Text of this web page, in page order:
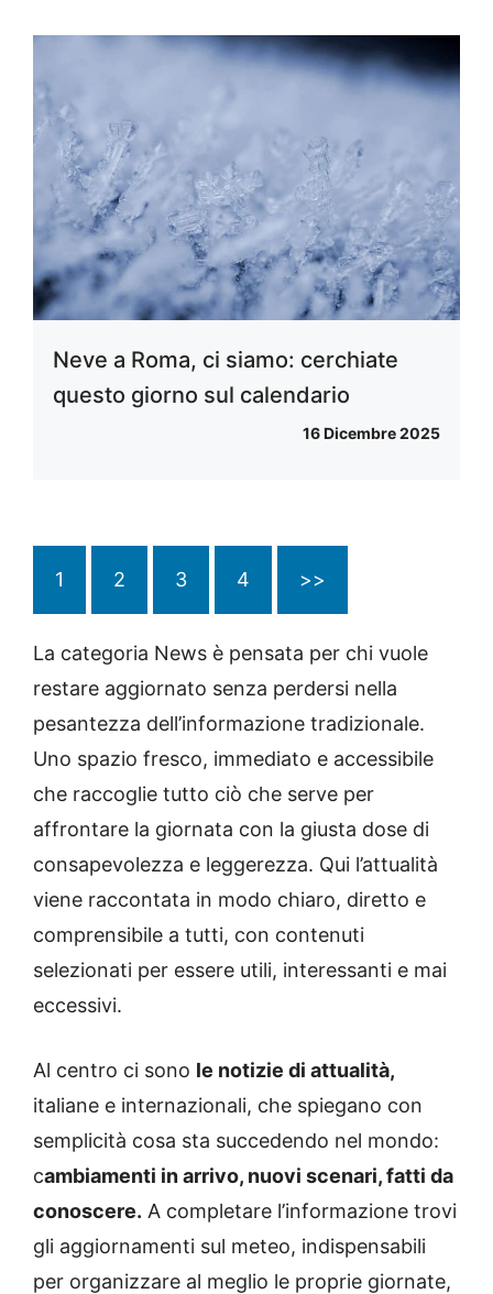
Neve a Roma, ci siamo: cerchiate
questo giorno sul calendario
16 Dicembre 2025
1 2 3 4 >>
La categoria News è pensata per chi vuole
restare aggiornato senza perdersi nella
pesantezza dell’informazione tradizionale.
Uno spazio fresco, immediato e accessibile
che raccoglie tutto ciò che serve per
affrontare la giornata con la giusta dose di
consapevolezza e leggerezza. Qui l’attualità
viene raccontata in modo chiaro, diretto e
comprensibile a tutti, con contenuti
selezionati per essere utili, interessanti e mai
eccessivi.
Al centro ci sono le notizie di attualità,
italiane e internazionali, che spiegano con
semplicità cosa sta succedendo nel mondo:
cambiamenti in arrivo, nuovi scenari, fatti da
conoscere. A completare l’informazione trovi
gli aggiornamenti sul meteo, indispensabili
per organizzare al meglio le proprie giornate,